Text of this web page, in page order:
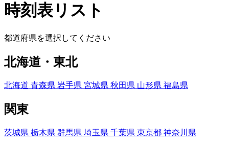
時刻表リスト
都道府県を選択してください
北海道・東北
北海道 青森県 岩手県 宮城県 秋田県 山形県 福島県
関東
茨城県 栃木県 群馬県 埼玉県 千葉県 東京都 神奈川県